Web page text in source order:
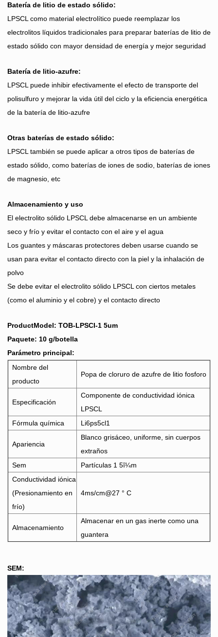
Batería de litio de estado sólido:
LPSCL como material electrolítico puede reemplazar los
electrolitos líquidos tradicionales para preparar baterías de litio de
estado sólido con mayor densidad de energía y mejor seguridad
Batería de litio-azufre:
LPSCL puede inhibir efectivamente el efecto de transporte del
polisulfuro y mejorar la vida útil del ciclo y la eficiencia energética
de la batería de litio-azufre
Otras baterías de estado sólido:
LPSCL también se puede aplicar a otros tipos de baterías de
estado sólido, como baterías de iones de sodio, baterías de iones
de magnesio, etc
Almacenamiento y uso
El electrolito sólido LPSCL debe almacenarse en un ambiente
seco y frío y evitar el contacto con el aire y el agua
Los guantes y máscaras protectores deben usarse cuando se
usan para evitar el contacto directo con la piel y la inhalación de
polvo
Se debe evitar el electrolito sólido LPSCL con ciertos metales
(como el aluminio y el cobre) y el contacto directo
ProductModel: TOB-LPSCI-1 5um
Paquete: 10 g/botella
Parámetro principal:
Nombre del
producto
Popa de cloruro de azufre de litio fosforo
Especificación
Componente de conductividad iónica
LPSCL
Fórmula química
Li6ps5cl1
Apariencia
Blanco grisáceo, uniforme, sin cuerpos
extraños
Sem
Partículas 1 5î¼m
Conductividad iónica
(Presionamiento en
frío)
4ms/cm@27 ° C
Almacenamiento
Almacenar en un gas inerte como una
guantera
SEM: